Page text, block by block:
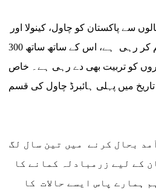
ہی شینگ تقریباً 20 سالوں سے پاکستان کو چاول، کینولا اور
سبزیوں کے ہائبرڈ بیج فراہم کر رہی ہے، اس کے ساتھ ساتھ 300
کو تربیت بھی دے رہی ہے۔ خاص
میں پہلی ہائبرڈ چاول کی قسم
ژا ونے کہاچاول کی برآمد بحال کرنے میں تین سال لگ
کے لیے زرمبادلہ کمانے کا
ہمارے پاس ایسے حالات کا